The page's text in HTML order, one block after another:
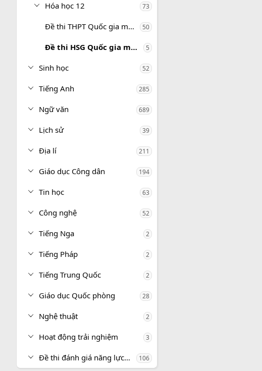
Hóa học 12 73
Đề thi THPT Quốc gia môn Hóa học 50
Đề thi HSG Quốc gia môn Hóa học 5
Sinh học 52
Tiếng Anh 285
Ngữ văn 689
Lịch sử 39
Địa lí 211
Giáo dục Công dân 194
Tin học 63
Công nghệ 52
Tiếng Nga 2
Tiếng Pháp 2
Tiếng Trung Quốc 2
Giáo dục Quốc phòng 28
Nghệ thuật 2
Hoạt động trải nghiệm 3
Đề thi đánh giá năng lực, tư duy 106